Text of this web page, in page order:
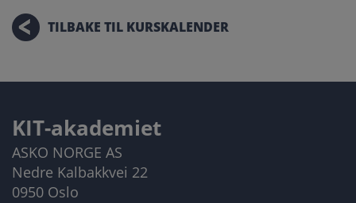
TILBAKE TIL KURSKALENDER
KIT-akademiet
ASKO NORGE AS
Nedre Kalbakkvei 22
0950 Oslo